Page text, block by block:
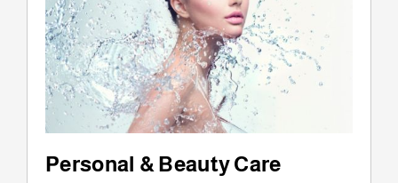
Personal & Beauty Care